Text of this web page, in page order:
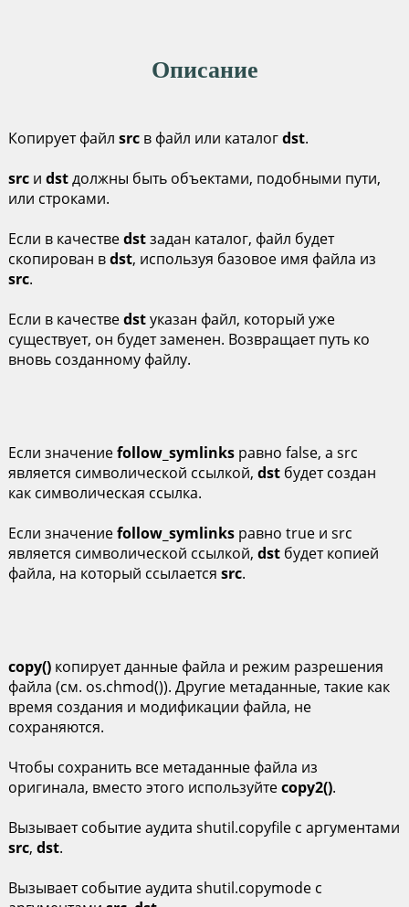
Описание
Копирует файл srcв файл или каталогdst.
srcи dstдолжны быть объектами, подобными пути,
или строками.
Если в качествеdstзадан каталог, файл будет
скопирован вdst, используя базовое имя файла из
src.
Если в качествеdstуказан файл, который уже
существует, он будет заменен. Возвращает путь ко
вновь созданному файлу.
Если значениеfollow_symlinksравно false, а src
является символической ссылкой, dstбудет создан
как символическая ссылка.
Если значениеfollow_symlinksравно true и src
является символической ссылкой, dstбудет копией
файла, на который ссылается src.
copy()копирует данные файла и режим разрешения
файла (см. os.chmod()). Другие метаданные, такие как
время создания и модификации файла, не
сохраняются.
Чтобы сохранить все метаданные файла из
оригинала, вместо этого используйтеcopy2().
Вызывает событие аудита shutil.copyfile с аргументами
src, dst.
Вызывает событие аудита shutil.copymode с